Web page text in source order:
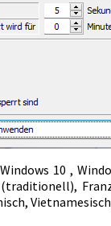
10 ,